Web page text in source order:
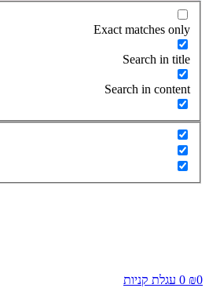
Exact matches only
Search in title
Search in content
₪0
0 עגלת קניות